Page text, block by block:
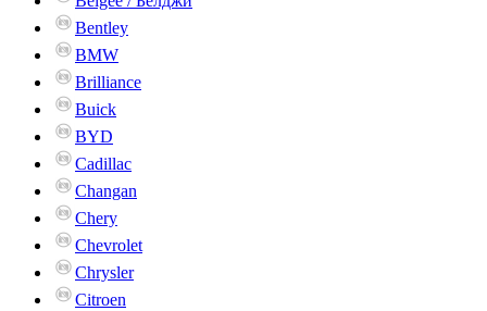
Bentley
BMW
Brilliance
Buick
BYD
Cadillac
Changan
Chery
Chevrolet
Chrysler
Citroen